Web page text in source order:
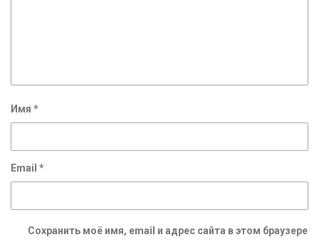
Имя *
Email *
Сохранить моё имя, email и адрес сайта в этом браузере